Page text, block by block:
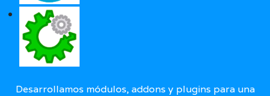
Desarrollamos módulos, addons y plugins para una